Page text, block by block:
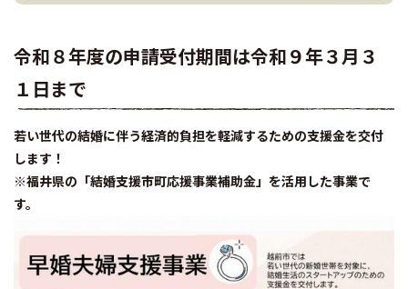
令和８年度の申請受付期間は令和９年３月３
１日まで
若い世代の結婚に伴う経済的負担を軽減するための支援金を交付
します！
※福井県の「結婚支援市町応援事業補助金」を活用した事業で
す。